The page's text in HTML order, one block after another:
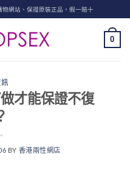
網站、保證原裝正品，假一賠十
0
才能保證不復
BY 香港兩性網店